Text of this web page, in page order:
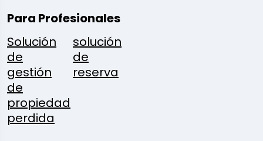
Para Profesionales
Solución
de
gestión
de
propiedad
perdida
solución
de
reserva